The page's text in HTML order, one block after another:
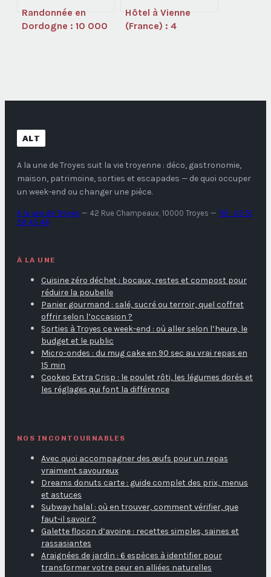
Randonnée en
Dordogne : 10 000
Hôtel à Vienne
(France) : 4
ALT
A la une de Troyes suit la vie troyenne : déco, gastronomie,
maison, patrimoine, sorties et escapades — de quoi occuper
un week-end ou changer une pièce.
A la une de Troyes — 42 Rue Champeaux, 10000 Troyes — Tél : 03 51
59 45 46
À LA UNE
Cuisine zéro déchet : bocaux, restes et compost pour
réduire la poubelle
Panier gourmand : salé, sucré ou terroir, quel coffret
offrir selon l’occasion ?
Sorties à Troyes ce week-end : où aller selon l’heure, le
budget et le public
Micro-ondes : du mug cake en 90 sec au vrai repas en
15 min
Cookeo Extra Crisp : le poulet rôti, les légumes dorés et
les réglages qui font la différence
NOS INCONTOURNABLES
Avec quoi accompagner des œufs pour un repas
vraiment savoureux
Dreams donuts carte : guide complet des prix, menus
et astuces
Subway halal : où en trouver, comment vérifier, que
faut-il savoir ?
Galette flocon d’avoine : recettes simples, saines et
rassasiantes
Araignées de jardin : 6 espèces à identifier pour
transformer votre peur en alliées naturelles